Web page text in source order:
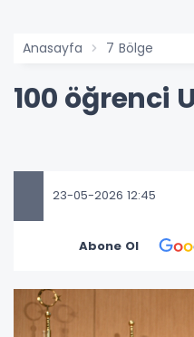
Anasayfa 7 Bölge
100 öğrenci
23-05-2026 12:45
Abone Ol